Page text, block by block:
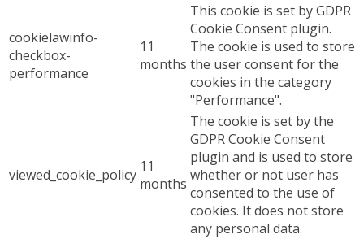
cookielawinfo-
checkbox-
performance
11
months
This cookie is set by GDPR
Cookie Consent plugin.
The cookie is used to store
the user consent for the
cookies in the category
"Performance".
viewed_cookie_policy 11
months
The cookie is set by the
GDPR Cookie Consent
plugin and is used to store
whether or not user has
consented to the use of
cookies. It does not store
any personal data.